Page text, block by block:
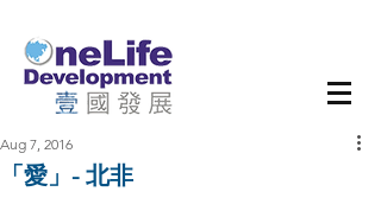
「愛」- 北非
Aug 7, 2016